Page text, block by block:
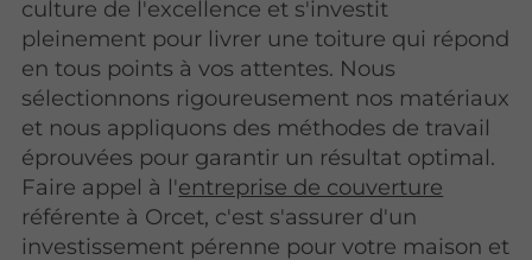
culture de l'excellence et s'investit
pleinement pour livrer une toiture qui répond
en tous points à vos attentes. Nous
sélectionnons rigoureusement nos matériaux
et nous appliquons des méthodes de travail
éprouvées pour garantir un résultat optimal.
Faire appel à l'entreprise de couverture
référente à Orcet, c'est s'assurer d'un
investissement pérenne pour votre maison et